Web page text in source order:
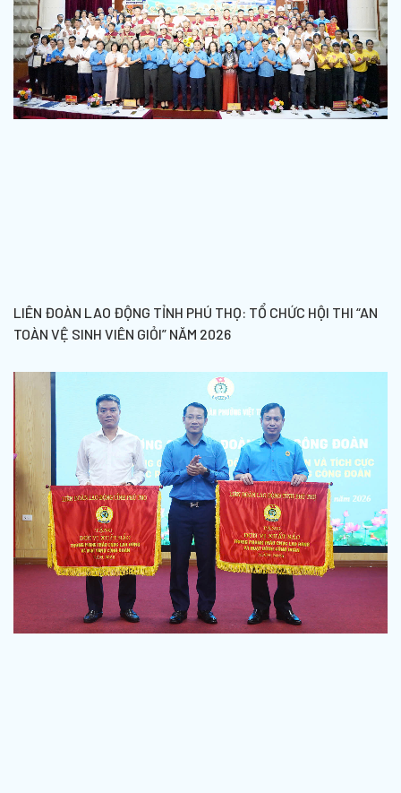
LIÊN ĐOÀN LAO ĐỘNG TỈNH PHÚ THỌ: TỔ CHỨC HỘI THI “AN
TOÀN VỆ SINH VIÊN GIỎI” NĂM 2026